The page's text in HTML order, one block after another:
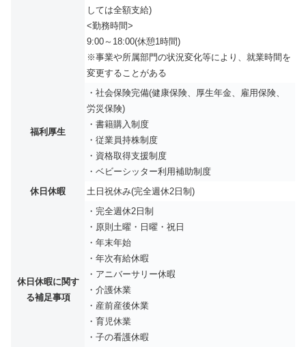
しては全額支給)
<勤務時間>
9:00～18:00(休憩1時間)
※事業や所属部門の状況変化等により、就業時間を
変更することがある
福利厚生
・社会保険完備(健康保険、厚生年金、雇用保険、
労災保険)
・書籍購入制度
・従業員持株制度
・資格取得支援制度
・ベビーシッター利用補助制度
休日休暇
土日祝休み(完全週休2日制)
休日休暇に関す
る補足事項
・完全週休2日制
・原則土曜・日曜・祝日
・年末年始
・年次有給休暇
・アニバーサリー休暇
・介護休業
・産前産後休業
・育児休業
・子の看護休暇